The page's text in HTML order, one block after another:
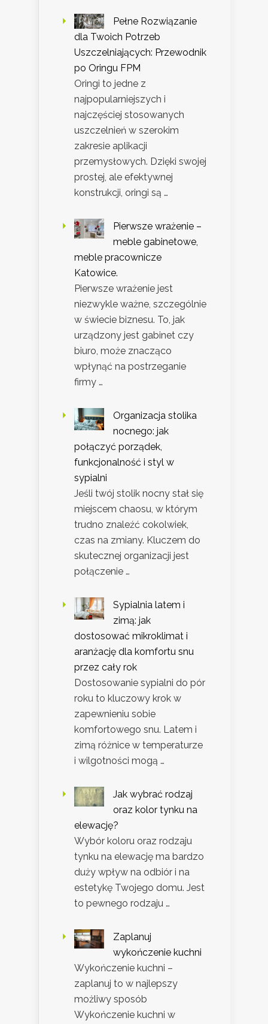
Pełne Rozwiązanie
dla Twoich Potrzeb
Uszczelniających: Przewodnik
po Oringu FPM
Oringi to jedne z
najpopularniejszych i
najczęściej stosowanych
uszczelnień w szerokim
zakresie aplikacji
przemysłowych. Dzięki swojej
prostej, ale efektywnej
konstrukcji, oringi są …
Pierwsze wrażenie –
meble gabinetowe,
meble pracownicze
Katowice.
Pierwsze wrażenie jest
niezwykle ważne, szczególnie
w świecie biznesu. To, jak
urządzony jest gabinet czy
biuro, może znacząco
wpłynąć na postrzeganie
firmy …
Organizacja stolika
nocnego: jak
połączyć porządek,
funkcjonalność i styl w
sypialni
Jeśli twój stolik nocny stał się
miejscem chaosu, w którym
trudno znaleźć cokolwiek,
czas na zmiany. Kluczem do
skutecznej organizacji jest
połączenie …
Sypialnia latem i
zimą: jak
dostosować mikroklimat i
aranżację dla komfortu snu
przez cały rok
Dostosowanie sypialni do pór
roku to kluczowy krok w
zapewnieniu sobie
komfortowego snu. Latem i
zimą różnice w temperaturze
i wilgotności mogą …
Jak wybrać rodzaj
oraz kolor tynku na
elewację?
Wybór koloru oraz rodzaju
tynku na elewację ma bardzo
duży wpływ na odbiór i na
estetykę Twojego domu. Jest
to pewnego rodzaju …
Zaplanuj
wykończenie kuchni
Wykończenie kuchni –
zaplanuj to w najlepszy
możliwy sposób
Wykończenie kuchni w